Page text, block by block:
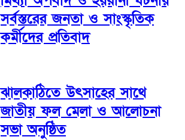
সর্বস্তরের জনতা ও সাংস্কৃতিক
কর্মীদের প্রতিবাদ
ঝালকাঠিতে উৎসাহের সাথে
জাতীয় ফল মেলা ও আলোচনা
সভা অনুষ্ঠিত